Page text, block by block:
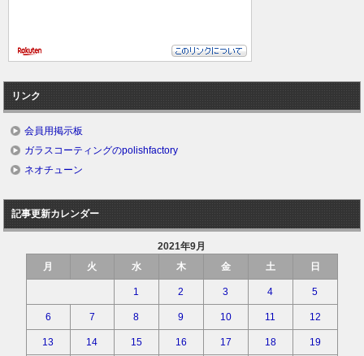
リンク
会員用掲示板
ガラスコーティングのpolishfactory
ネオチューン
記事更新カレンダー
2021年9月
月
火 水 木 金 土 日
1 2 3 4 5
6 7 8 9 10 11 12
13 14 15 16 17 18 19